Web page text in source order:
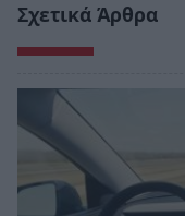
Σχετικά Άρθρα